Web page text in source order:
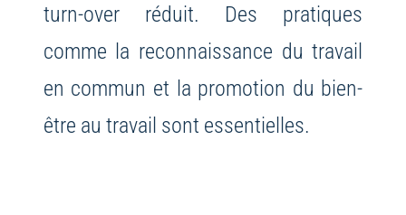
turn-over réduit. Des pratiques
comme la reconnaissance du travail
en commun et la promotion du bien-
être au travail sont essentielles.